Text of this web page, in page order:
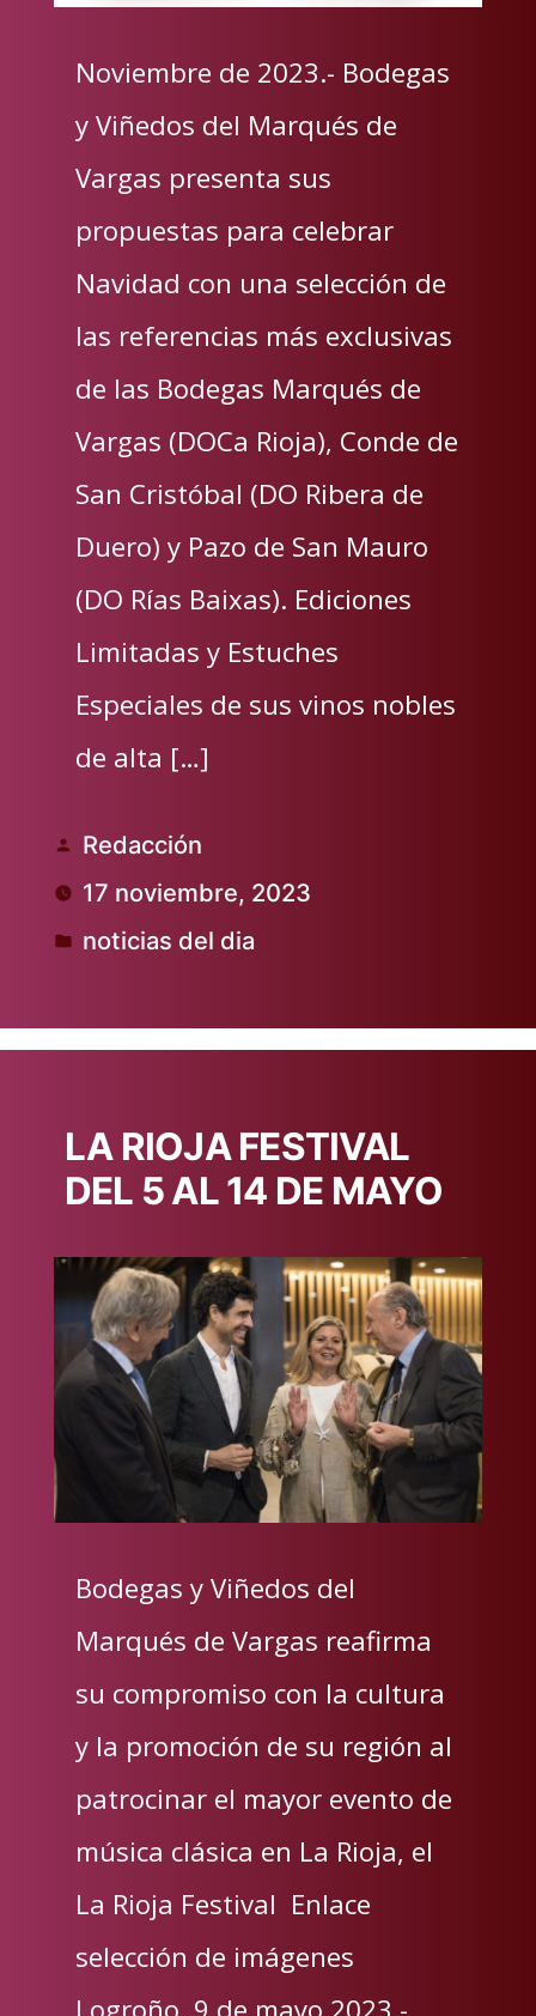
Noviembre de 2023.- Bodegas
y Viñedos del Marqués de
Vargas presenta sus
propuestas para celebrar
Navidad con una selección de
las referencias más exclusivas
de las Bodegas Marqués de
Vargas (DOCa Rioja), Conde de
San Cristóbal (DO Ribera de
Duero) y Pazo de San Mauro
(DO Rías Baixas). Ediciones
Limitadas y Estuches
Especiales de sus vinos nobles
de alta […]
Publicado
por
Redacción
17 noviembre, 2023
Publicado
noticias del dia
LA RIOJA FESTIVAL
DEL 5 AL 14 DE MAYO
Bodegas y Viñedos del
Marqués de Vargas reafirma
su compromiso con la cultura
y la promoción de su región al
patrocinar el mayor evento de
música clásica en La Rioja, el
La Rioja Festival Enlace
selección de imágenes
Logroño, 9 de mayo 2023.-